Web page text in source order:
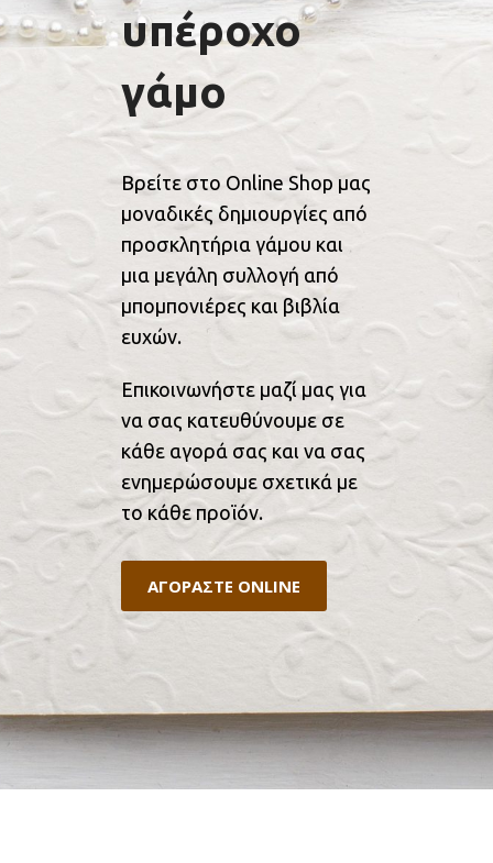
υπέροχο
γάμο
Βρείτε στο Online Shop μας
μοναδικές δημιουργίες από
προσκλητήρια γάμου και
μια μεγάλη συλλογή από
μπομπονιέρες και βιβλία
ευχών.
Επικοινωνήστε μαζί μας για
να σας κατευθύνουμε σε
κάθε αγορά σας και να σας
ενημερώσουμε σχετικά με
το κάθε προϊόν.
ΑΓΟΡΑΣΤΕ ONLINE